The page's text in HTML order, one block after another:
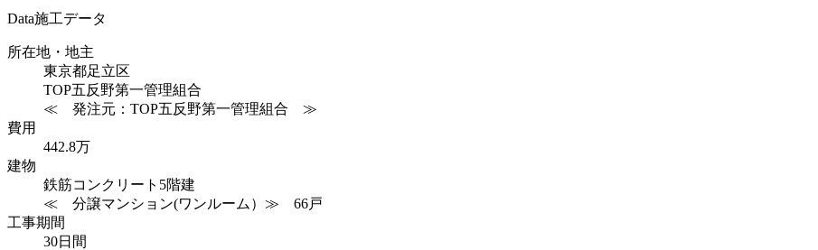
Data施工データ
所在地・地主
東京都足立区
TOP五反野第一管理組合
≪ 発注元：TOP五反野第一管理組合 ≫
費用
442.8万
建物
鉄筋コンクリート5階建
≪ 分譲マンション(ワンルーム）≫ 66戸
工事期間
30日間